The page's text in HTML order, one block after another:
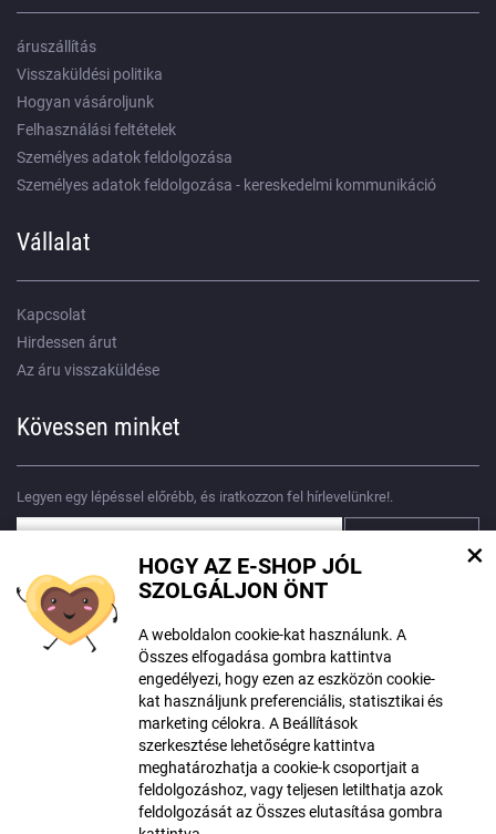
HOGY AZ E-SHOP JÓL
SZOLGÁLJON ÖNT
A weboldalon cookie-kat használunk. A
Összes elfogadása gombra kattintva
engedélyezi, hogy ezen az eszközön cookie-
kat használjunk preferenciális, statisztikai és
marketing célokra. A Beállítások
szerkesztése lehetőségre kattintva
meghatározhatja a cookie-k csoportjait a
feldolgozáshoz, vagy teljesen letilthatja azok
feldolgozását az Összes elutasítása gombra
×
áruszállítás
Visszaküldési politika
Hogyan vásároljunk
Felhasználási feltételek
Személyes adatok feldolgozása
Személyes adatok feldolgozása - kereskedelmi kommunikáció
Vállalat
Kapcsolat
Hirdessen árut
Az áru visszaküldése
Kövessen minket
Legyen egy lépéssel előrébb, és iratkozzon fel hírlevelünkre!.
Egyetértek személyes adatok feldolgozásával
A tartalom létrehozásakor mesterséges intelligencia eszközöket
használhattak. További információ itt található
© Szerzői jog ECLIPSERA s.r.o.
Minden jog fentartva
Román változat